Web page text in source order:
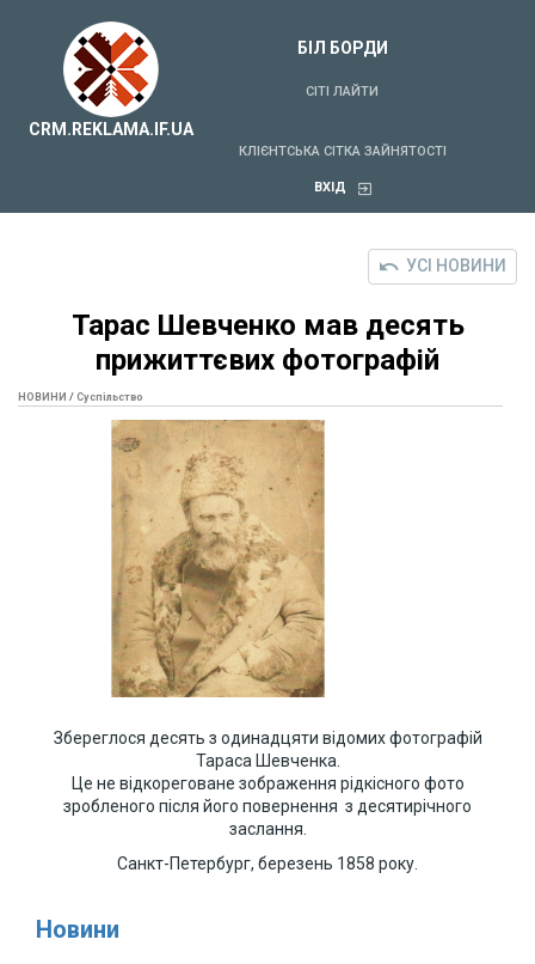
CRM.REKLAMA.IF.UA
БІЛ БОРДИ
СІТІ ЛАЙТИ
КЛІЄНТСЬКА СІТКА ЗАЙНЯТОСТІ
ВХІД
УСІ НОВИНИ
Тарас Шевченко мав десять
прижиттєвих фотографій
НОВИНИ / Суспільство
Збереглося десять з одинадцяти відомих фотографій
Тараса Шевченка.
Це не відкореговане зображення рідкісного фото
зробленого після його повернення з десятирічного
заслання.
Санкт-Петербург, березень 1858 року.
Новини